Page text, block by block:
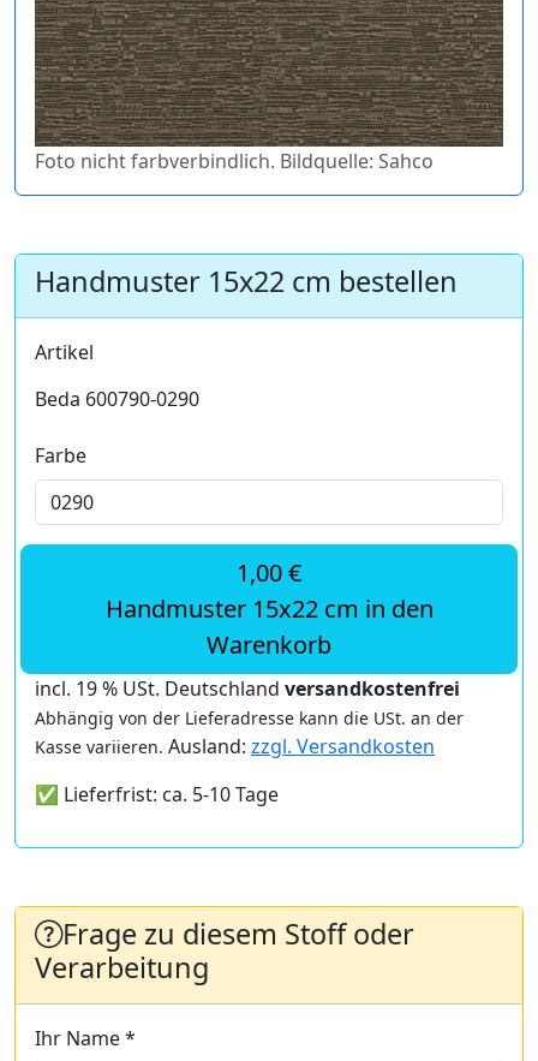
Foto nicht farbverbindlich. Bildquelle: Sahco
Handmuster 15x22 cm bestellen
Artikel
Beda 600790-0290
Farbe
1,00 €
Handmuster 15x22 cm in den
Warenkorb
incl. 19 % USt. Deutschland versandkostenfrei
Abhängig von der Lieferadresse kann die USt. an der
Kasse variieren. Ausland: zzgl. Versandkosten
✅ Lieferfrist: ca. 5-10 Tage
Frage zu diesem Stoff oder
Verarbeitung
Ihr Name *